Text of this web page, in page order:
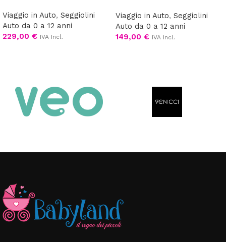
Viaggio in Auto, Seggiolini
Auto da 0 a 12 anni
229,00 € IVA Incl.
Viaggio in Auto, Seggiolini
Auto da 0 a 12 anni
149,00 € IVA Incl.